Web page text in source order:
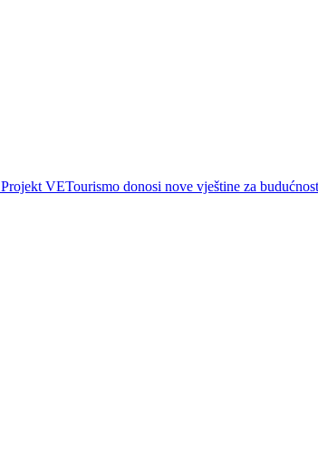
Projekt VETourismo donosi nove vještine za